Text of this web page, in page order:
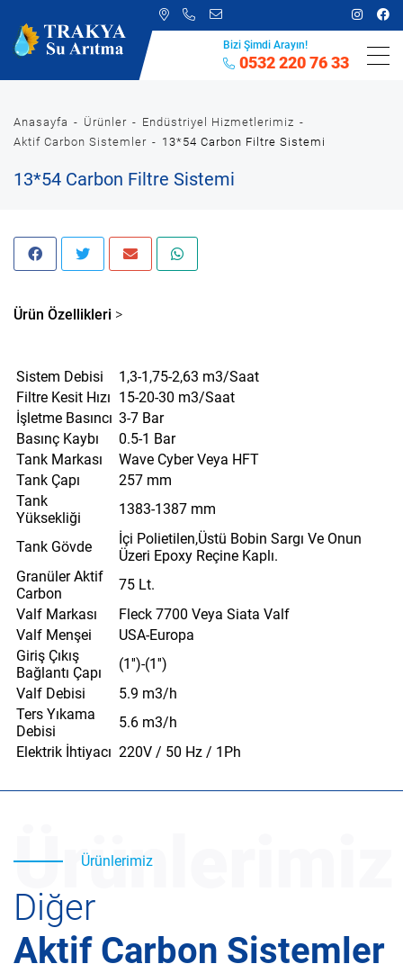
Bizi Şimdi Arayın!
0532 220 76 33
Anasayfa Ürünler
Endüstriyel Hizmetlerimiz
Aktif Carbon Sistemler
13*54 Carbon Filtre Sistemi
13*54 Carbon Filtre Sistemi
Ürün Özellikleri >
Sistem Debisi
1,3-1,75-2,63 m3/Saat
Filtre Kesit Hızı 15-20-30 m3/Saat
İşletme Basıncı 3-7 Bar
Basınç Kaybı
0.5-1 Bar
Tank Markası
Wave Cyber Veya HFT
Tank Çapı
257 mm
Tank
Yüksekliği
1383-1387 mm
Tank Gövde
İçi Polietilen,Üstü Bobin Sargı Ve Onun
Üzeri Epoxy Reçine Kaplı.
Granüler Aktif
Carbon
75 Lt.
Valf Markası
Fleck 7700 Veya Siata Valf
Valf Menşei
USA-Europa
Giriş Çıkış
Bağlantı Çapı
(1'')-(1'')
Valf Debisi
5.9 m3/h
Ters Yıkama
Debisi
5.6 m3/h
Elektrik İhtiyacı 220V / 50 Hz / 1Ph
Ürünlerimiz
Ürünlerimiz
Diğer
Aktif Carbon Sistemler